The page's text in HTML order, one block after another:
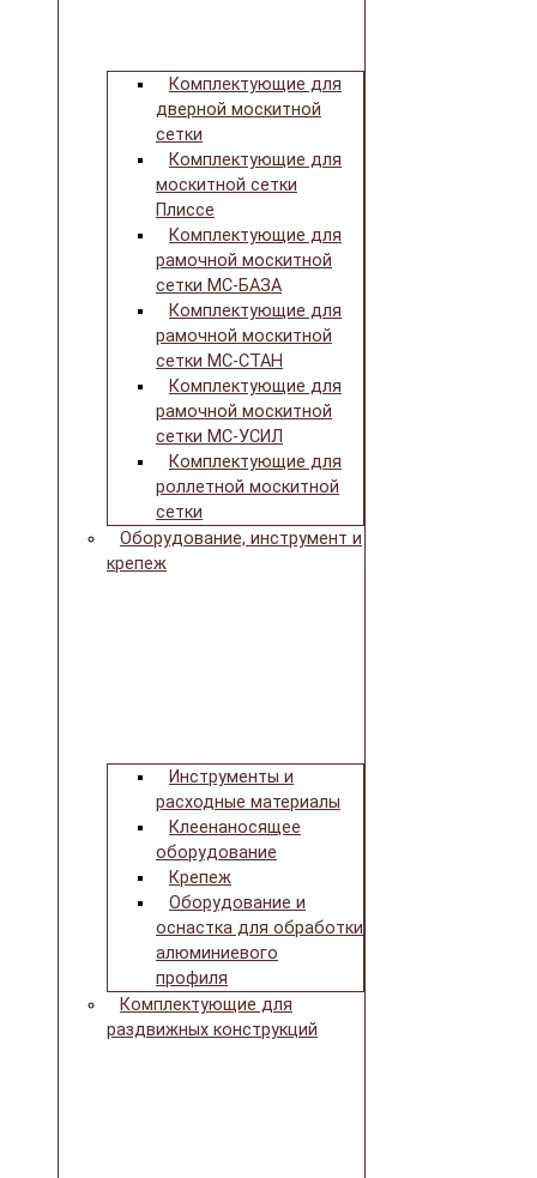
Комплектующие для
дверной москитной
сетки
Комплектующие для
москитной сетки
Плиссе
Комплектующие для
рамочной москитной
сетки МС-БАЗА
Комплектующие для
рамочной москитной
сетки МС-СТАН
Комплектующие для
рамочной москитной
сетки МС-УСИЛ
Комплектующие для
роллетной москитной
сетки
Оборудование, инструмент и
крепеж
Инструменты и
расходные материалы
Клеенаносящее
оборудование
Крепеж
Оборудование и
оснастка для обработки
алюминиевого
профиля
Комплектующие для
раздвижных конструкций